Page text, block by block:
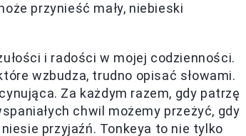
przynieść mały, niebieski
i radości w mojej codzienności.
wzbudza, trudno opisać słowami.
Za każdym razem, gdy patrzę
chwil możemy przeżyć, gdy
przyjaźń. Tonkeya to nie tylko